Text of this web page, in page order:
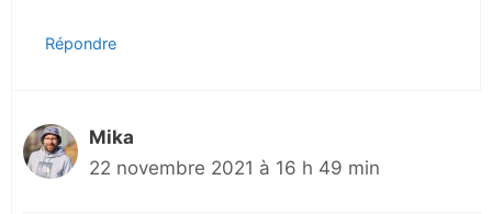
Répondre
Mika
22 novembre 2021 à 16 h 49 min